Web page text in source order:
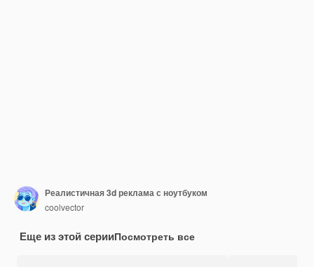
Реалистичная 3d реклама с ноутбуком
coolvector
Еще из этой серииПосмотреть все